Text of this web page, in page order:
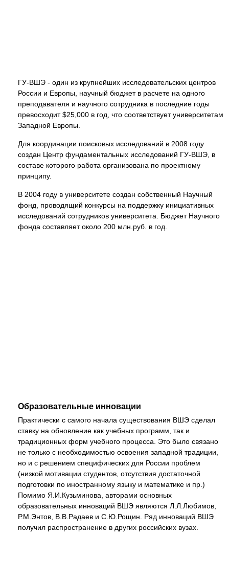
ГУ-ВШЭ - один из крупнейших исследовательских центров
России и Европы, научный бюджет в расчете на одного
преподавателя и научного сотрудника в последние годы
превосходит $25,000 в год, что соответствует университетам
Западной Европы.
Для координации поисковых исследований в 2008 году
создан Центр фундаментальных исследований ГУ-ВШЭ, в
составе которого работа организована по проектному
принципу.
В 2004 году в университете создан собственный Научный
фонд, проводящий конкурсы на поддержку инициативных
исследований сотрудников университета. Бюджет Научного
фонда составляет около 200 млн.руб. в год.
Образовательные инновации
Практически с самого начала существования ВШЭ сделал
ставку на обновление как учебных программ, так и
традиционных форм учебного процесса. Это было связано
не только с необходимостью освоения западной традиции,
но и с решением специфических для России проблем
(низкой мотивации студентов, отсутствия достаточной
подготовки по иностранному языку и математике и пр.)
Помимо Я.И.Кузьминова, авторами основных
образовательных инноваций ВШЭ являются Л.Л.Любимов,
Р.М.Энтов, В.В.Радаев и С.Ю.Рощин. Ряд инноваций ВШЭ
получил распространение в других российских вузах.